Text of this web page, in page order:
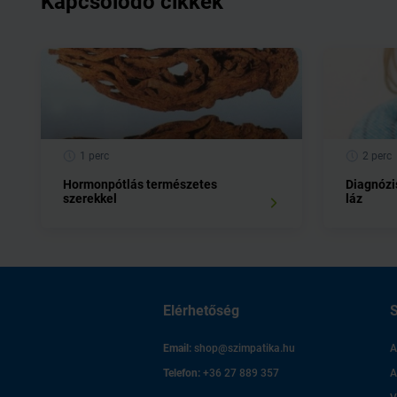
1 perc
Hormonpótlás természetes
szerekkel
2 perc
láz
Elérhetőség
Email: shop@szimpatika.hu
Telefon: +36 27 889 357